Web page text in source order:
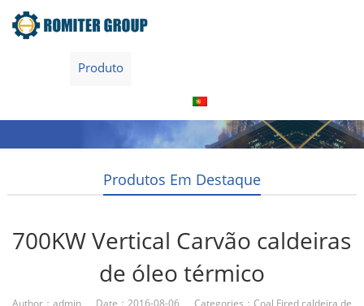
Produto
Produtos Em Destaque
700KW Vertical Carvão caldeiras
de óleo térmico